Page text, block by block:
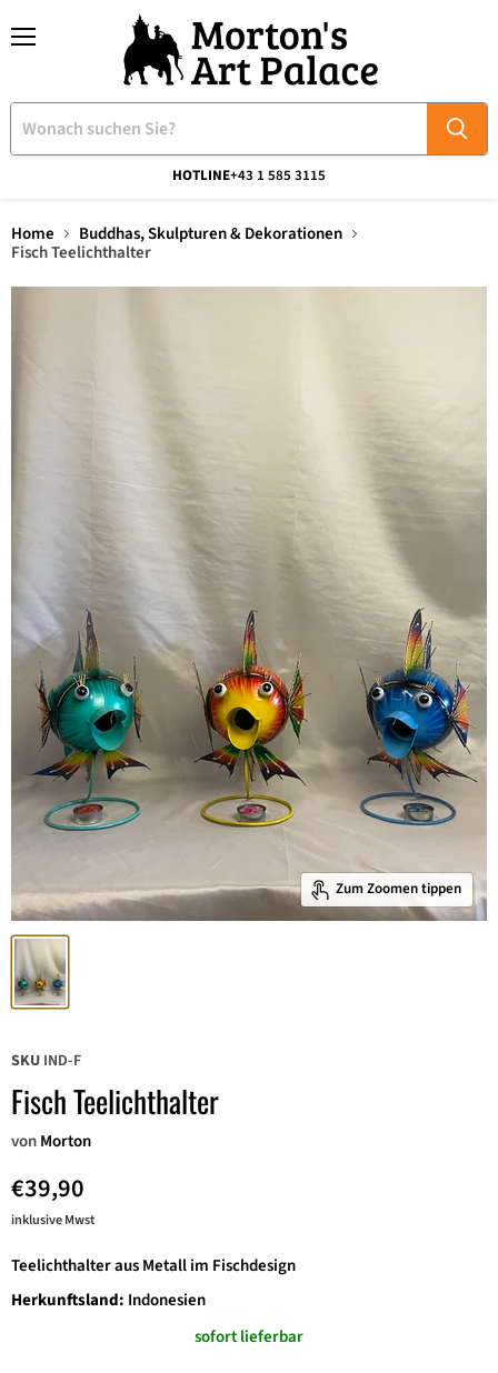
HOTLINE+43 1 585 3115
Home
Buddhas, Skulpturen & Dekorationen
Fisch Teelichthalter
Zum Zoomen tippen
SKU IND-F
Fisch Teelichthalter
vonMorton
€39,90
inklusive Mwst
Teelichthalter aus Metall im Fischdesign
Herkunftsland: Indonesien
sofort lieferbar